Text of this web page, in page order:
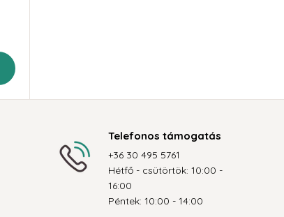
Telefonos támogatás
+36 30 495 5761
Hétfő - csütörtök: 10:00 -
16:00
Péntek: 10:00 - 14:00